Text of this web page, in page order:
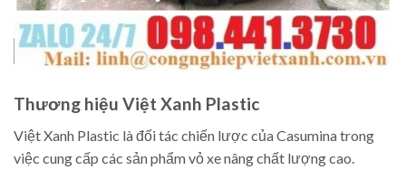
Thương hiệu Việt Xanh Plastic
Việt Xanh Plastic là đối tác chiến lược của Casumina trong
việc cung cấp các sản phẩm vỏ xe nâng chất lượng cao.